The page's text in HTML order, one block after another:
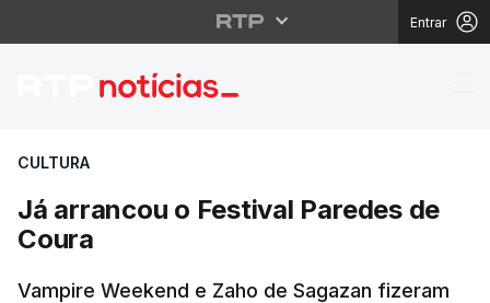
Entrar
Já arrancou o
CULTURA
Já arrancou o Festival Paredes de
Coura
Vampire Weekend e Zaho de Sagazan fizeram